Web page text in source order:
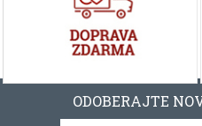
ODOBERAJTE